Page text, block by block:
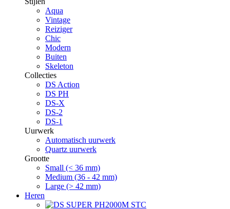
Aqua
Vintage
Reiziger
Chic
Modern
Buiten
Skeleton
Collecties
DS Action
DS PH
DS-X
DS-2
DS-1
Uurwerk
Automatisch uurwerk
Quartz uurwerk
Grootte
Small (< 36 mm)
Medium (36 - 42 mm)
Large (> 42 mm)
Heren